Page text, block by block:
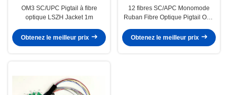
OM3 SC/UPC Pigtail à fibre
optique LSZH Jacket 1m
Obtenez le meilleur prix
12 fibres SC/APC Monomode
Ruban Fibre Optique Pigtail OS2
Obtenez le meilleur prix